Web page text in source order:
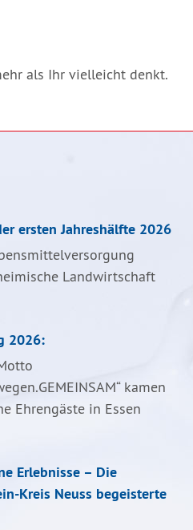
als Ihr vielleicht denkt.
ersten Jahreshälfte 2026
Landwirtschaft
2026:
kamen
Ehrengäste in Essen
Erlebnisse – Die
Kreis Neuss begeisterte